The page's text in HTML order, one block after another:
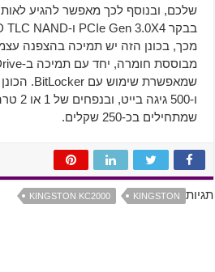
שלכם, ובנוסף לכך מאפשר להגיע לאותן
ו-500
שמתחילים בכ-250 שקלים.
תגיות KINGSTON
KINGSTON KC2000